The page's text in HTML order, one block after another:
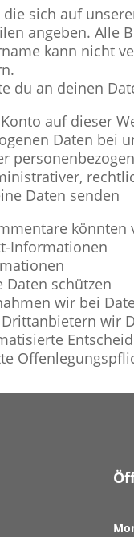
die sich auf
angeben. Alle
kann nicht
du an deinen
auf dieser
Daten bei
Daten senden
Informationen
Daten schützen
wir bei
wir